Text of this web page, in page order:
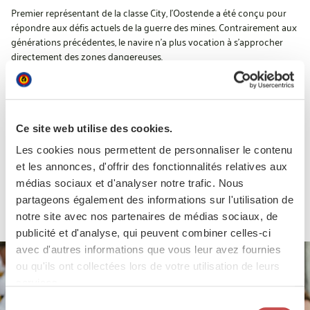
Ce site web utilise des cookies.
Les cookies nous permettent de personnaliser le contenu
et les annonces, d'offrir des fonctionnalités relatives aux
médias sociaux et d'analyser notre trafic. Nous
partageons également des informations sur l'utilisation de
notre site avec nos partenaires de médias sociaux, de
publicité et d'analyse, qui peuvent combiner celles-ci
avec d'autres informations que vous leur avez fournies
ou qu'ils ont collectées lors de votre utilisation de leurs
Premier représentant de la classe City, l’Oostende a été conçu pour
répondre aux défis actuels de la guerre des mines. Contrairement aux
générations précédentes, le navire n’a plus vocation à s’approcher
directement des zones dangereuses.
Il met en œuvre un concept dit « stand-off », reposant sur une
combinaison de drones de surface, sous-marins et aériens capables
de détecter, identifier et neutraliser les mines à distance. Cette
l’efficacité des opérations.
Depuis son arrivée à Zeebruges, à la fin de l’année 2025, l’équipage
poursuit sa montée en puissance. Après une première phase axée sur
la navigation et les procédures de sécurité, le navire a récemment
mené ses premiers essais opérationnels avec sa « toolbox » de
systèmes sans pilote.